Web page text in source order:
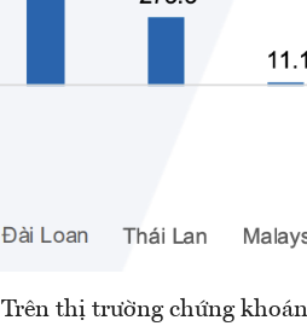
Trên thị trường chứng